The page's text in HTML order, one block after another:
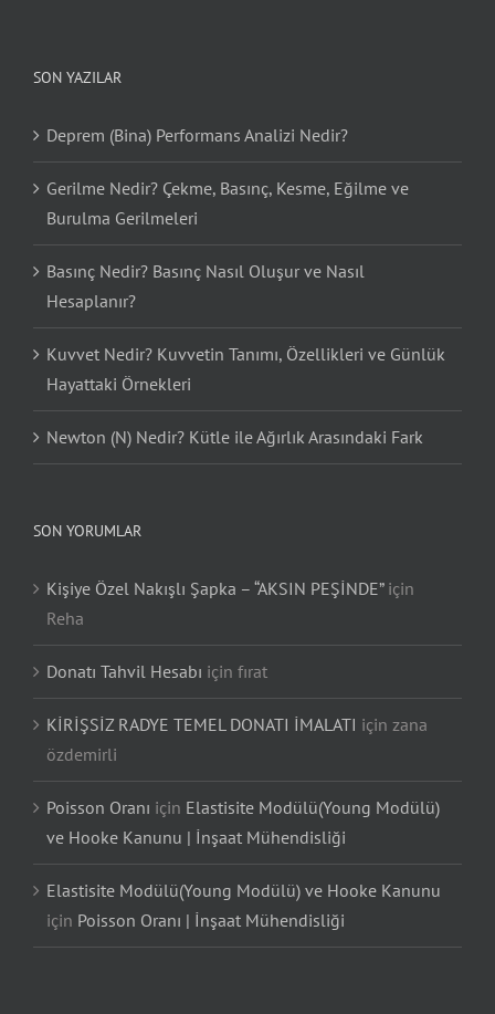
SON YAZILAR
Deprem (Bina) Performans Analizi Nedir?
Gerilme Nedir? Çekme, Basınç, Kesme, Eğilme ve
Burulma Gerilmeleri
Basınç Nedir? Basınç Nasıl Oluşur ve Nasıl
Hesaplanır?
Kuvvet Nedir? Kuvvetin Tanımı, Özellikleri ve Günlük
Hayattaki Örnekleri
Newton (N) Nedir? Kütle ile Ağırlık Arasındaki Fark
SON YORUMLAR
Kişiye Özel Nakışlı Şapka – “AKSIN PEŞİNDE”için
Reha
Donatı Tahvil Hesabı için fırat
KİRİŞSİZ RADYE TEMEL DONATI İMALATI için zana
özdemirli
Poisson Oranı için Elastisite Modülü(Young Modülü)
ve Hooke Kanunu | İnşaat Mühendisliği
Elastisite Modülü(Young Modülü) ve Hooke Kanunu
için Poisson Oranı | İnşaat Mühendisliği